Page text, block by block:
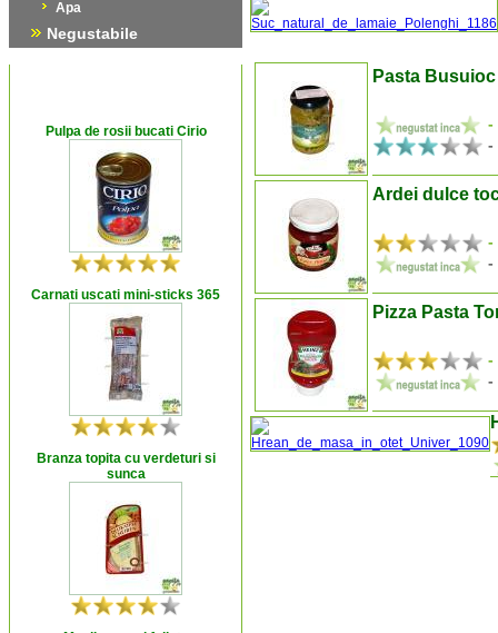
Apa
Negustabile
Pulpa de rosii bucati Cirio
Carnati uscati mini-sticks 365
Branza topita cu verdeturi si
sunca
Pasta Busuioc
-
-
Ardei dulce
-
-
Pizza Pasta
-
-